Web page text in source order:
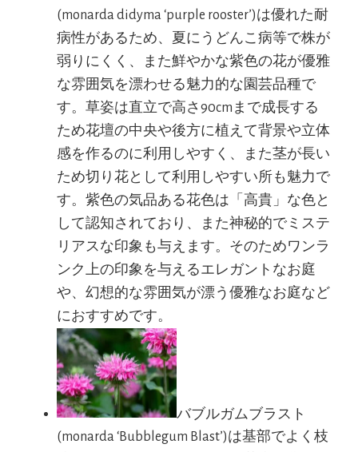
(monarda didyma ‘purple rooster’)は優れた耐
病性があるため、夏にうどんこ病等で株が
弱りにくく、また鮮やかな紫色の花が優雅
な雰囲気を漂わせる魅力的な園芸品種で
す。草姿は直立で高さ90cmまで成長する
ため花壇の中央や後方に植えて背景や立体
感を作るのに利用しやすく、また茎が長い
ため切り花として利用しやすい所も魅力で
す。紫色の気品ある花色は「高貴」な色と
して認知されており、また神秘的でミステ
リアスな印象も与えます。そのためワンラ
ンク上の印象を与えるエレガントなお庭
や、幻想的な雰囲気が漂う優雅なお庭など
におすすめです。
バブルガムブラスト
(monarda ‘Bubblegum Blast’)は基部でよく枝